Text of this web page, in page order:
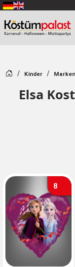
Zum Hauptinhalt
Startseite
Kinder
Elsa
8